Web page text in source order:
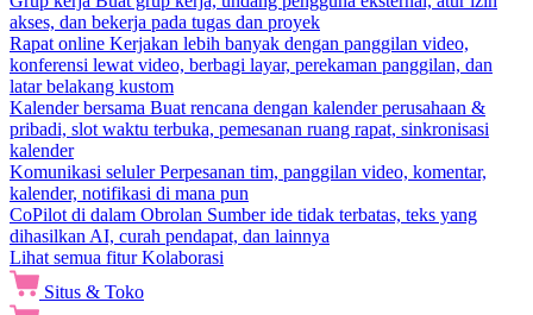
akses, dan bekerja pada tugas dan proyek
Rapat online Kerjakan lebih banyak dengan panggilan video,
konferensi lewat video, berbagi layar, perekaman panggilan, dan
latar belakang kustom
Kalender bersama Buat rencana dengan kalender perusahaan &
pribadi, slot waktu terbuka, pemesanan ruang rapat, sinkronisasi
kalender
Komunikasi seluler Perpesanan tim, panggilan video, komentar,
kalender, notifikasi di mana pun
CoPilot di dalam Obrolan Sumber ide tidak terbatas, teks yang
dihasilkan AI, curah pendapat, dan lainnya
Lihat semua fitur Kolaborasi
Situs & Toko